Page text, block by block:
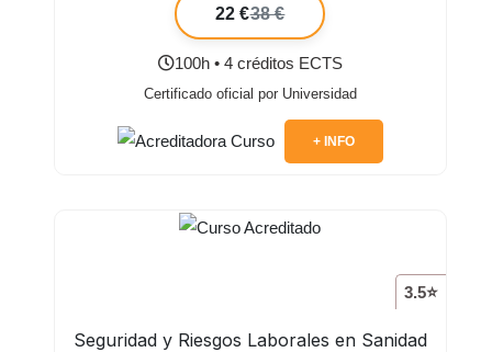
22 €38 €
100h • 4 créditos ECTS
Certificado oficial por Universidad
+ INFO
3.5⭐
Seguridad y Riesgos Laborales en Sanidad